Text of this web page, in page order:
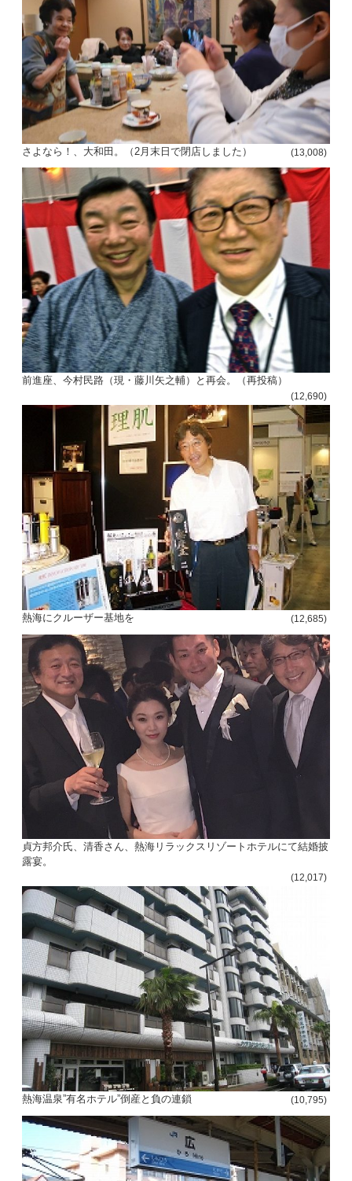
さよなら！、大和田。（2月末日で閉店しました） (13,008)
前進座、今村民路（現・藤川矢之輔）と再会。（再投稿）
(12,690)
熱海にクルーザー基地を (12,685)
貞方邦介氏、清香さん、熱海リラックスリゾートホテルにて結婚披
露宴。
(12,017)
熱海温泉”有名ホテル”倒産と負の連鎖 (10,795)